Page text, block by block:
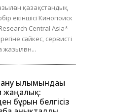
қазақстандық
екіншісі Кинопоиск
Central Asia*
сәйкес, сервисті
жазылған...
ғылымындағы
жаңалық:
бұрын белгісіз